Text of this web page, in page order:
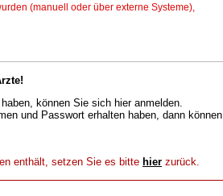
(manuell oder über externe Systeme),
können Sie sich hier anmelden.
und Passwort erhalten haben, dann können
enthält, setzen Sie es bitte hier zurück.